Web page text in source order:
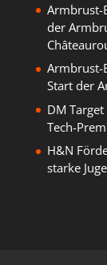
Armbrust-
der
Armbrust-
Start der
DM
Tech-
H&N
starke